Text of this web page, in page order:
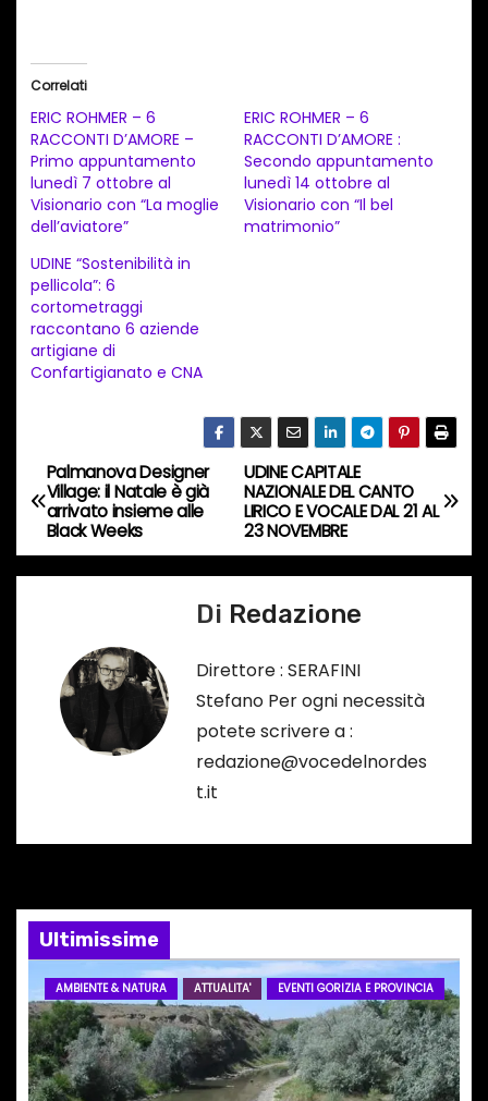
a
m
e
n
t
o
i
n
c
s
o
…
Correlati
ERIC ROHMER – 6
RACCONTI D’AMORE –
Primo appuntamento
lunedì 7 ottobre al
Visionario con “La moglie
dell’aviatore”
ERIC ROHMER – 6
RACCONTI D’AMORE :
Secondo appuntamento
lunedì 14 ottobre al
Visionario con “Il bel
matrimonio”
UDINE “Sostenibilità in
pellicola”: 6
cortometraggi
raccontano 6 aziende
artigiane di
Confartigianato e CNA
N
a
v
o
e
a
r
t
UDINE CAPITALE
NAZIONALE DEL CANTO
LIRICO E VOCALE DAL 21 AL
23 NOVEMBRE
Palmanova Designer
Village: il Natale è già
arrivato insieme alle
Black Weeks
Di Redazione
Direttore : SERAFINI
Stefano Per ogni necessità
potete scrivere a :
redazione@vocedelnordes
t.it
Ultimissime
AMBIENTE & NATURA ATTUALITA' EVENTI GORIZIA E PROVINCIA